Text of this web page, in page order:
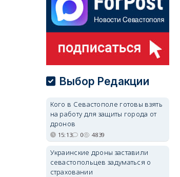
Выбор Редакции
Кого в Севастополе готовы взять
на работу для защиты города от
дронов
15:13 0 4839
Украинские дроны заставили
севастопольцев задуматься о
страховании